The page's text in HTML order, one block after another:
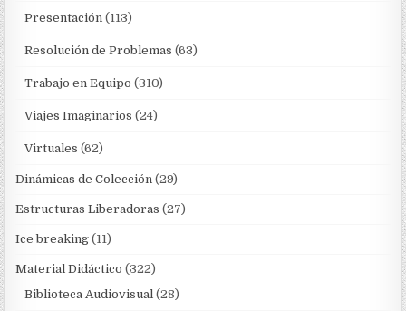
Presentación (113)
Resolución de Problemas (63)
Trabajo en Equipo (310)
Viajes Imaginarios (24)
Virtuales (62)
Dinámicas de Colección (29)
Estructuras Liberadoras (27)
Ice breaking (11)
Material Didáctico (322)
Biblioteca Audiovisual (28)